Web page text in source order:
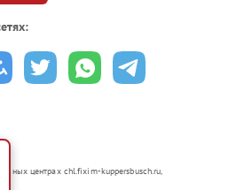
центрах chl.fixim-kuppersbusch.ru,